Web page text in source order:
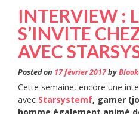
INTERVIEW :
S’INVITE
AVEC
Posted on 17 février 2017by
Cette semaine, encore une
avec Starsystemf, gamer